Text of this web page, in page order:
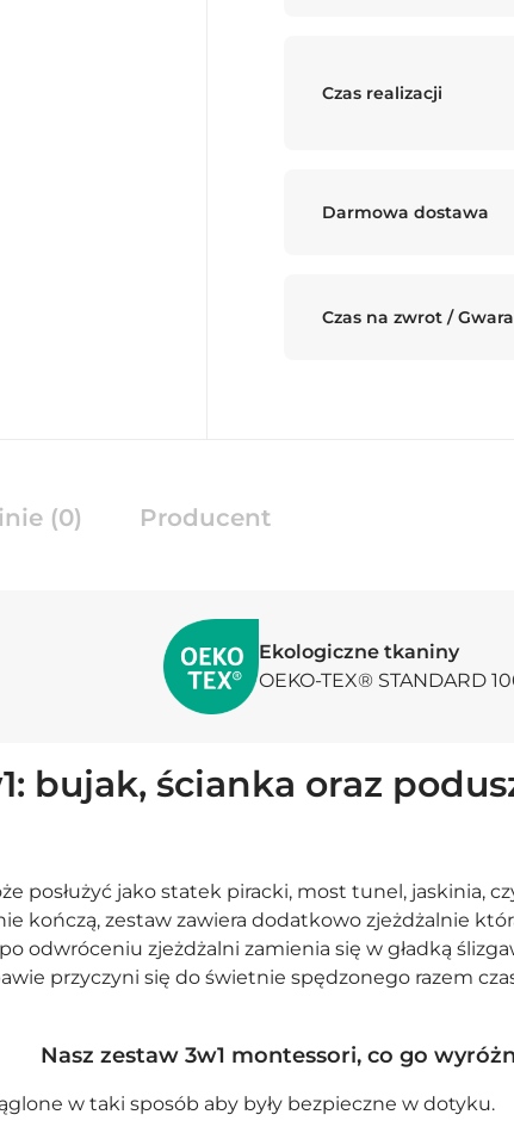
Czas realizacji
Darmowa dostawa
Czas na zwrot /
(0) Producent
Ekologiczne tkaniny
OEKO-TEX® STANDARD
bujak, ścianka oraz
posłużyć jako statek piracki, most tunel, jaskinia,
kończą, zestaw zawiera dodatkowo zjeżdżalnie
odwróceniu zjeżdżalni zamienia się w gładką
przyczyni się do świetnie spędzonego razem
Nasz zestaw 3w1 montessori, co go
w taki sposób aby były bezpieczne w dotyku.
PRZEJDŹ DO KOSZYKA